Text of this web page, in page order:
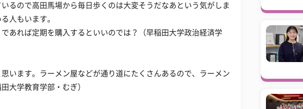
るので高田馬場から毎日歩くのは大変そうだなあという気がしま
人もいます。
あれば定期を購入するといいのでは？（早稲田大学政治経済学
います。ラーメン屋などが通り道にたくさんあるので、ラーメン
大学教育学部・むぎ）